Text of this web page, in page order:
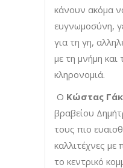
κάνουν ακόμα
ευγνωμοσύνη,
για τη γη,
με τη μνήμη και
κληρονομιά.
Ο Κώστας
βραβείου
τους πιο
καλλιτέχνες με
το κεντρικό